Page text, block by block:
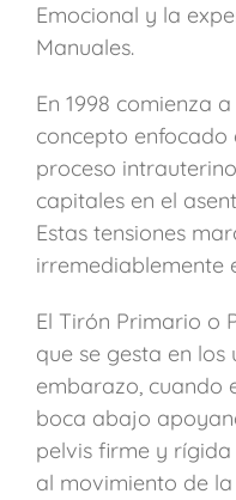
Emocional y la
Manuales.
En 1998 comienza
concepto
proceso
capitales en el
Estas tensiones
irremediablemente
El Tirón Primario o
que se gesta en los
embarazo, cuando
boca abajo
pelvis firme y rígida
al movimiento de